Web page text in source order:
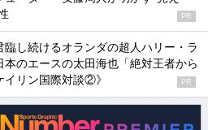
PR
臨し続けるオランダの超人ハリー・ラ
本のエースの太田海也「絶対王者から
イリン国際対談②》
PR